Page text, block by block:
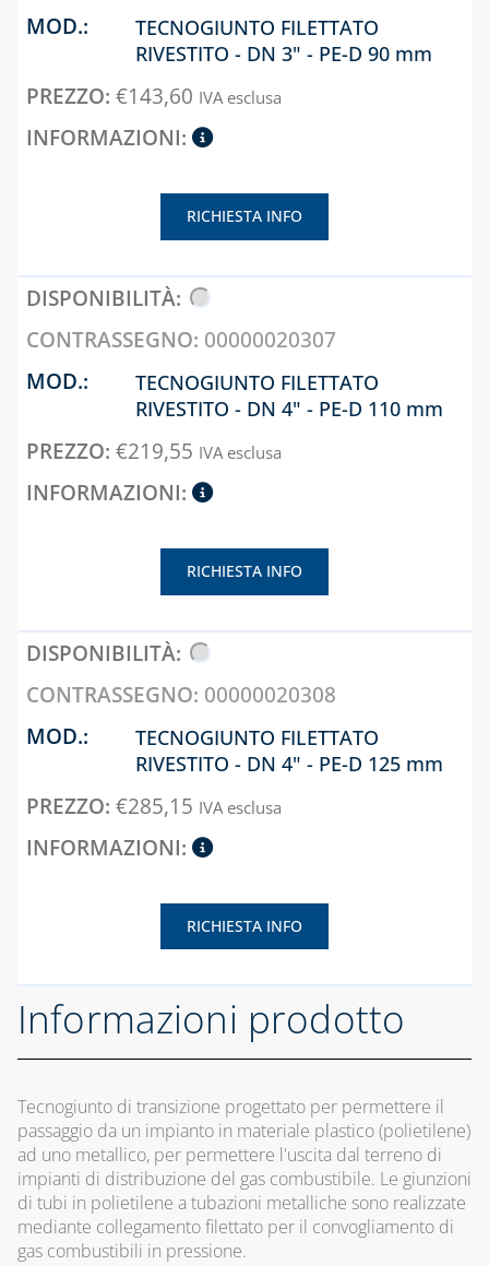
TECNOGIUNTO FILETTATO
RIVESTITO - DN 3" - PE-D 90 mm
€143,60 IVA esclusa
RICHIESTA INFO
00000020307
TECNOGIUNTO FILETTATO
RIVESTITO - DN 4" - PE-D 110 mm
€219,55 IVA esclusa
RICHIESTA INFO
00000020308
TECNOGIUNTO FILETTATO
RIVESTITO - DN 4" - PE-D 125 mm
€285,15 IVA esclusa
RICHIESTA INFO
Informazioni prodotto
Tecnogiunto di transizione progettato per permettere il
passaggio da un impianto in materiale plastico (polietilene)
ad uno metallico, per permettere l'uscita dal terreno di
impianti di distribuzione del gas combustibile. Le giunzioni
di tubi in polietilene a tubazioni metalliche sono realizzate
mediante collegamento filettato per il convogliamento di
gas combustibili in pressione.